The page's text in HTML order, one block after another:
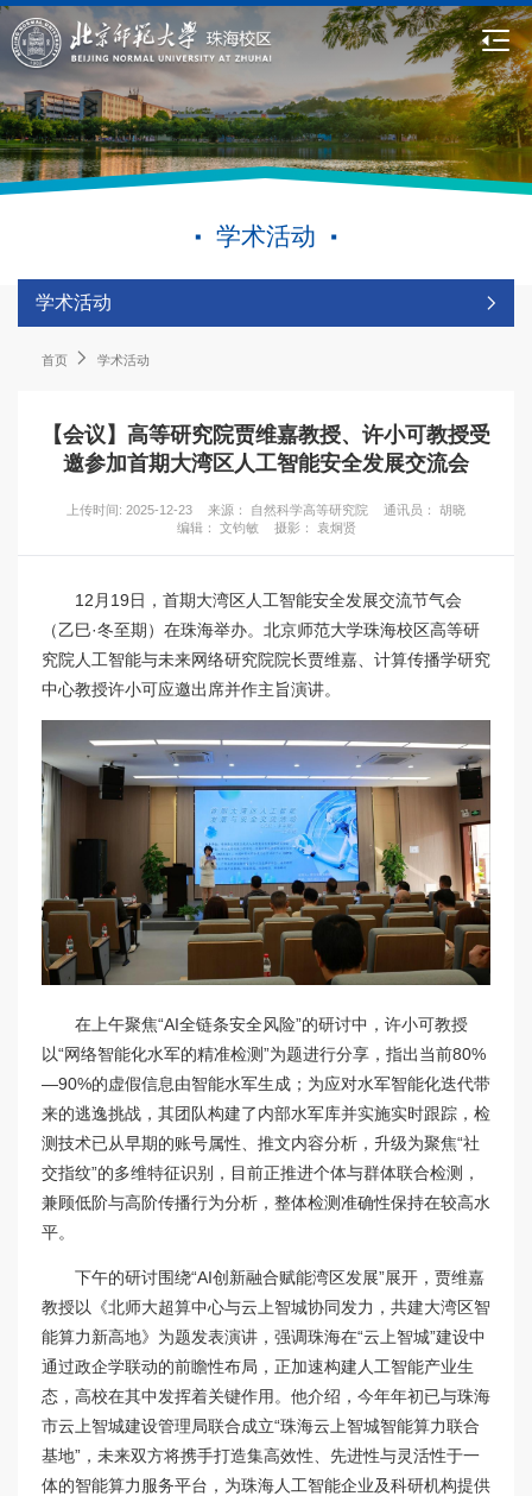
学术活动
学术活动
首页 学术活动
【会议】高等研究院贾维嘉教授、许小可教授受
邀参加首期大湾区人工智能安全发展交流会
上传时间: 2025-12-23 来源： 自然科学高等研究院
通讯员： 胡晓
编辑： 文钧敏
摄影： 袁炯贤
12月19日，首期大湾区人工智能安全发展交流节气会
（乙巳·冬至期）在珠海举办。北京师范大学珠海校区高等研
究院人工智能与未来网络研究院院长贾维嘉、计算传播学研究
中心教授许小可应邀出席并作主旨演讲。
在上午聚焦“AI全链条安全风险”的研讨中，许小可教授
以“网络智能化水军的精准检测”为题进行分享，指出当前80%
—90%的虚假信息由智能水军生成；为应对水军智能化迭代带
来的逃逸挑战，其团队构建了内部水军库并实施实时跟踪，检
测技术已从早期的账号属性、推文内容分析，升级为聚焦“社
交指纹”的多维特征识别，目前正推进个体与群体联合检测，
兼顾低阶与高阶传播行为分析，整体检测准确性保持在较高水
平。
下午的研讨围绕“AI创新融合赋能湾区发展”展开，贾维嘉
教授以《北师大超算中心与云上智城协同发力，共建大湾区智
能算力新高地》为题发表演讲，强调珠海在“云上智城”建设中
通过政企学联动的前瞻性布局，正加速构建人工智能产业生
态，高校在其中发挥着关键作用。他介绍，今年年初已与珠海
市云上智城建设管理局联合成立“珠海云上智城智能算力联合
基地”，未来双方将携手打造集高效性、先进性与灵活性于一
体的智能算力服务平台，为珠海人工智能企业及科研机构提供